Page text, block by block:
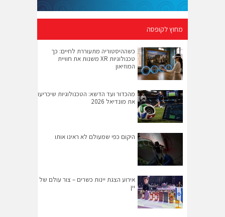
מחוץ לקופסה
כשההיסטוריה מתעוררת לחיים: כך
טכנולוגיות XR משנות את חוויית
המוזיאון
מהכדור ועד הדשא: הטכנולוגיות שיכריעו
את מונדיאל 2026
היקום כפי שמעולם לא ראינו אותו
אירוע הצגת יינות כשרים – צור עולם של
יין